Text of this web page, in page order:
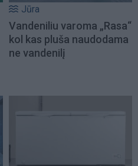
Jūra
Vandeniliu varoma „Rasa“
kol kas pluša naudodama
ne vandenilį